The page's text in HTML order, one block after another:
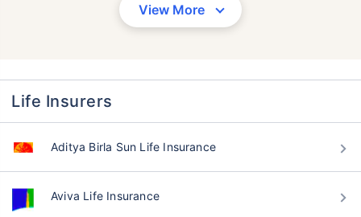
View More
Life Insurers
Aditya Birla Sun Life Insurance
Aviva Life Insurance
వయసు టర్మ్ ఇన్సూరెన్స్ ప్రీమియంలను
ఎలా ప్రభావితం చేస్తుంది
సంవత్సరాలు 34 సంవత్సరాలు